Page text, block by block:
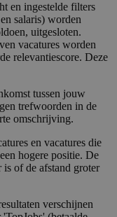
en ingestelde filters
salaris) worden
uitgesloten.
vacatures worden
relevantiescore. Deze
tussen jouw
trefwoorden in de
omschrijving.
en vacatures die
hogere positie. De
is of de afstand groter
verschijnen